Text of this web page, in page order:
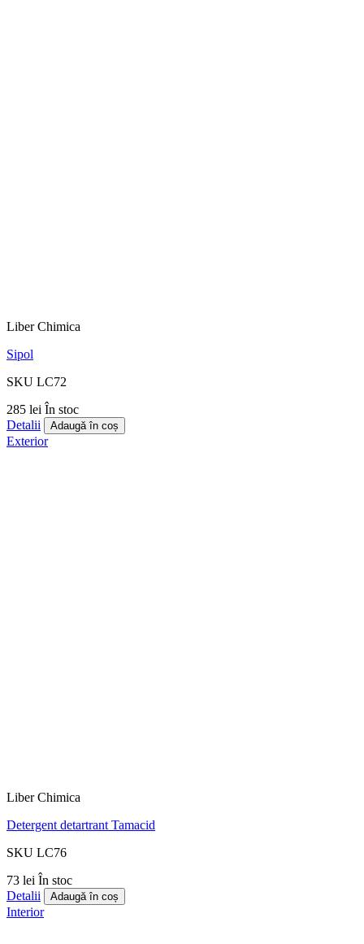
Liber Chimica
Sipol
SKU LC72
285 lei În stoc
Detalii
Adaugă în coș
Exterior
Liber Chimica
Detergent detartrant Tamacid
SKU LC76
73 lei În stoc
Detalii
Adaugă în coș
Interior